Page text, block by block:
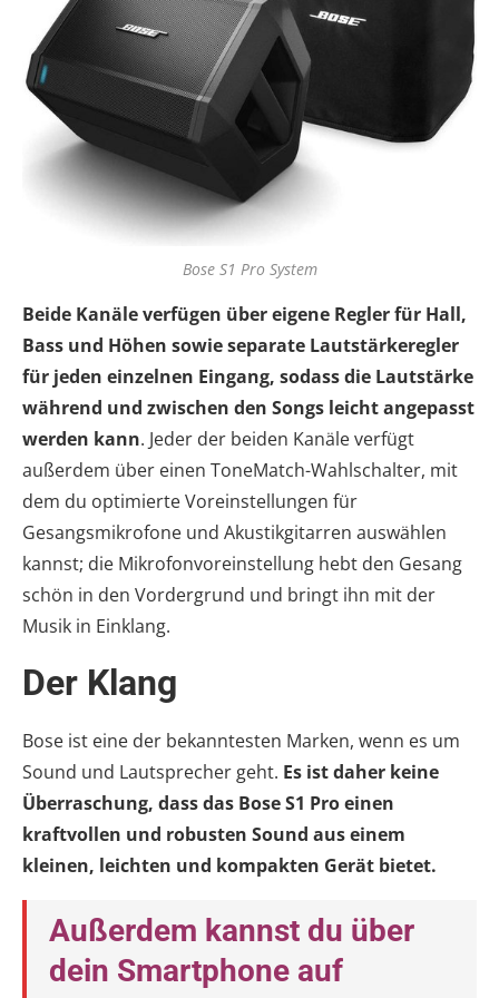
Bose S1 Pro System
Beide Kanäle verfügen über eigene Regler für Hall,
Bass und Höhen sowie separate Lautstärkeregler
für jeden einzelnen Eingang, sodass die Lautstärke
während und zwischen den Songs leicht angepasst
werden kann. Jeder der beiden Kanäle verfügt
außerdem über einen ToneMatch-Wahlschalter, mit
dem du optimierte Voreinstellungen für
Gesangsmikrofone und Akustikgitarren auswählen
kannst; die Mikrofonvoreinstellung hebt den Gesang
schön in den Vordergrund und bringt ihn mit der
Musik in Einklang.
Der Klang
Bose ist eine der bekanntesten Marken, wenn es um
Sound und Lautsprecher geht. Es ist daher keine
Überraschung, dass das Bose S1 Pro einen
kraftvollen und robusten Sound aus einem
kleinen, leichten und kompakten Gerät bietet.
Außerdem kannst du über
dein Smartphone auf